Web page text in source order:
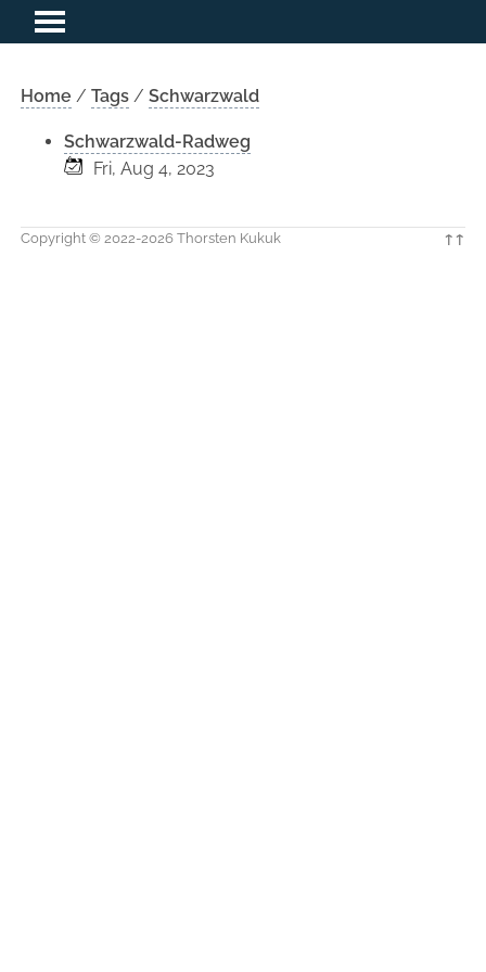
Home / Tags/ Schwarzwald
Schwarzwald-Radweg
Fri, Aug 4, 2023
Copyright © 2022-2026 Thorsten Kukuk ↑↑